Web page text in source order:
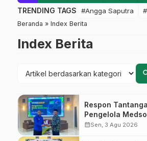
TRENDING TAGS #Angga Saputra
Beranda » Index Berita
Index Berita
Respon
Pengelola
Ma’arif
calendar_monthSen, 3 Agu 2026